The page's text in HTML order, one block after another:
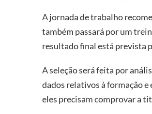
A jornada de trabalho
também passará por um
resultado final está prevista
A seleção será feita por
dados relativos à formação
eles precisam comprovar a